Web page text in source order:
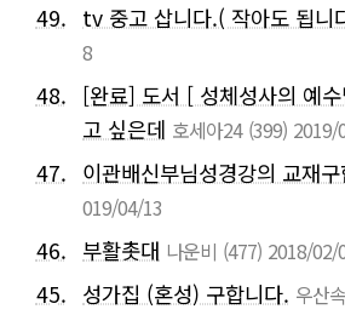
49. tv 중고 삽니다.( 작아도 됩니
8
48. [완료] 도서 [ 성체성사의 예
고 싶은데 호세아24 (399) 2019/
47. 이관배신부님성경강의 교재
019/04/13
46. 부활촛대 나운비 (477) 2018/02/
45. 성가집 (혼성) 구합니다. 우산